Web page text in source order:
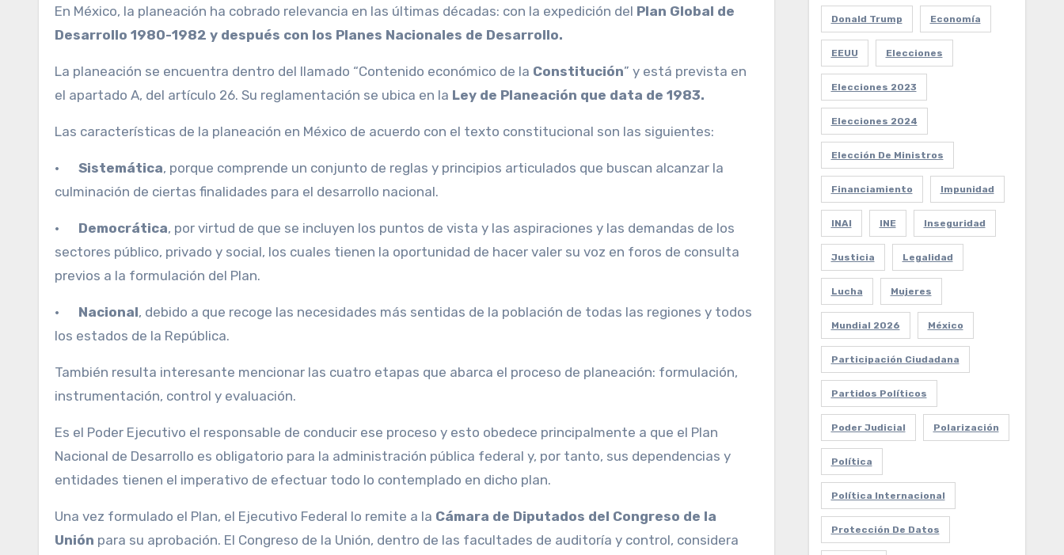
En México, la planeación ha cobrado relevancia en las últimas décadas: con la expedición del Plan Global de
Desarrollo 1980-1982 y después con los Planes Nacionales de Desarrollo.
La planeación se encuentra dentro del llamado “Contenido económico de la Constitución” y está prevista en
el apartado A, del artículo 26. Su reglamentación se ubica en la Ley de Planeación que data de 1983.
Las características de la planeación en México de acuerdo con el texto constitucional son las siguientes:
· Sistemática, porque comprende un conjunto de reglas y principios articulados que buscan alcanzar la
culminación de ciertas finalidades para el desarrollo nacional.
· Democrática, por virtud de que se incluyen los puntos de vista y las aspiraciones y las demandas de los
sectores público, privado y social, los cuales tienen la oportunidad de hacer valer su voz en foros de consulta
previos a la formulación del Plan.
· Nacional, debido a que recoge las necesidades más sentidas de la población de todas las regiones y todos
los estados de la República.
También resulta interesante mencionar las cuatro etapas que abarca el proceso de planeación: formulación,
instrumentación, control y evaluación.
Es el Poder Ejecutivo el responsable de conducir ese proceso y esto obedece principalmente a que el Plan
Nacional de Desarrollo es obligatorio para la administración pública federal y, por tanto, sus dependencias y
entidades tienen el imperativo de efectuar todo lo contemplado en dicho plan.
Una vez formulado el Plan, el Ejecutivo Federal lo remite a la Cámara de Diputados del Congreso de la
Unión para su aprobación. El Congreso de la Unión, dentro de las facultades de auditoría y control, considera
Donald Trump Economía
EEUU Elecciones
Elecciones 2023
Elecciones 2024
Elección De Ministros
Financiamiento Impunidad
INAI INE Inseguridad
Justicia Legalidad
Lucha Mujeres
Mundial 2026 México
Participación Ciudadana
Partidos Políticos
Poder Judicial Polarización
Política
Política Internacional
Protección De Datos